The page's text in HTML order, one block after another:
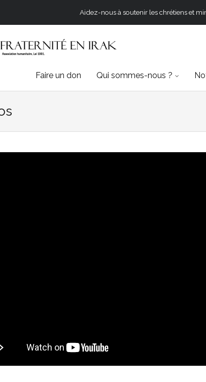
Aidez-nous à soutenir les chrétiens et
Faire un don Qui sommes-nous ?